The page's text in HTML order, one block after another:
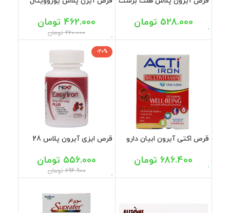
528.000 تومان
660.000 تومان
462.000 تومان
قرص اکتی آیرون ابیان دارو
686.400 تومان
-20%
قرص ایزی آیرون پلاس 28
عددی
694.900 تومان
556.000 تومان